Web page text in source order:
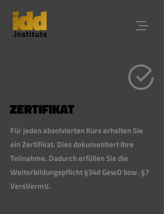
ZERTIFIKAT
Für jeden absolvierten Kurs erhalten Sie
ein Zertifikat. Dies dokumentiert Ihre
Teilnahme. Dadurch erfüllen Sie die
Weiterbildungspflicht §34d GewO bzw. §7
VersVermV.